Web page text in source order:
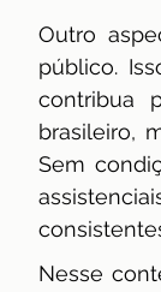
Outro
público.
contribua
brasileiro,
Sem
Nesse